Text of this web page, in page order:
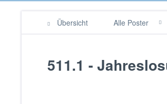
Übersicht Alle Poster
511.1 -